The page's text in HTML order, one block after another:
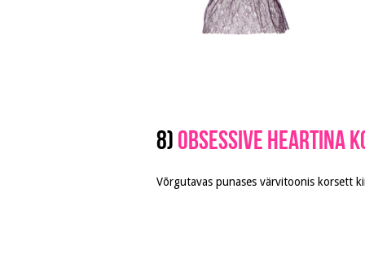
8) Obsessive Heartina
Võrgutavas punases värvitoonis korsett